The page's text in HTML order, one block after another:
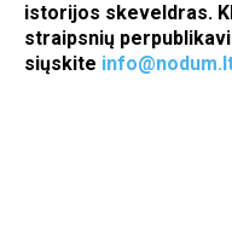
istorijos skeveldras.
straipsnių
siųskite